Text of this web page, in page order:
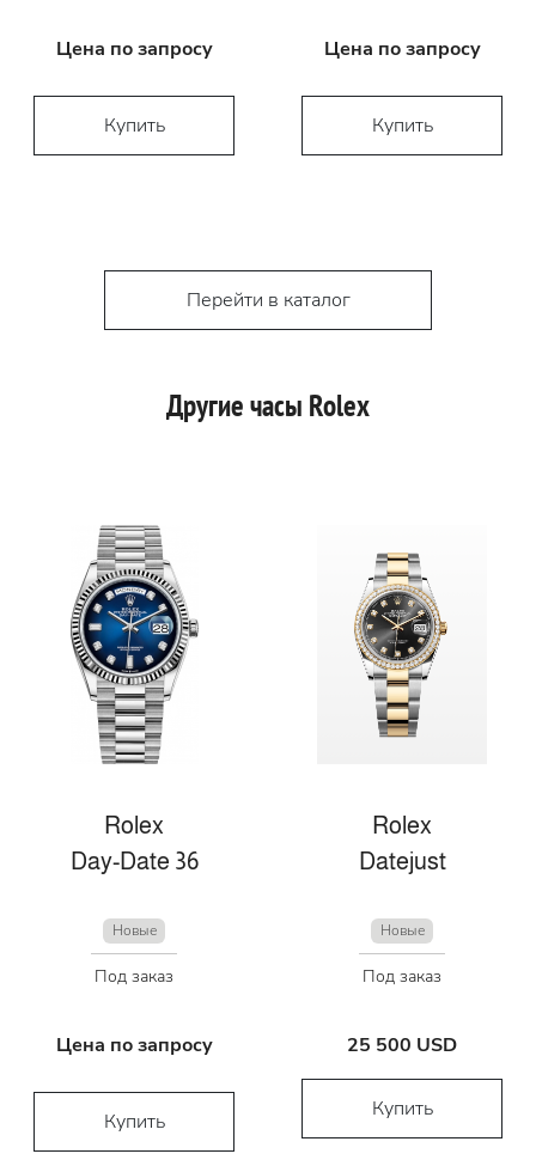
Цена по запросу
Купить
Цена по запросу
Купить
Перейти в каталог
Другие часы Rolex
Rolex
Day-Date 36
Новые
Под заказ
Цена по запросу
Купить
Rolex
Datejust
Новые
Под заказ
25 500 USD
Купить